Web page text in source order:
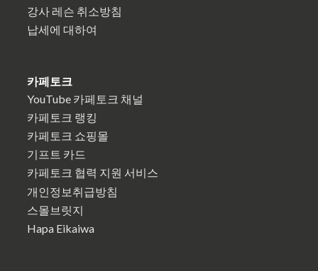
강사 레슨 취소방침
납세에 대하여
카페토크
YouTube 카페토크 채널
카페토크 랭킹
카페토크 쇼핑몰
기프트 카드
카페토크 협력 지원 서비스
개인정보취급방침
스몰브릿지
Hapa Eikaiwa